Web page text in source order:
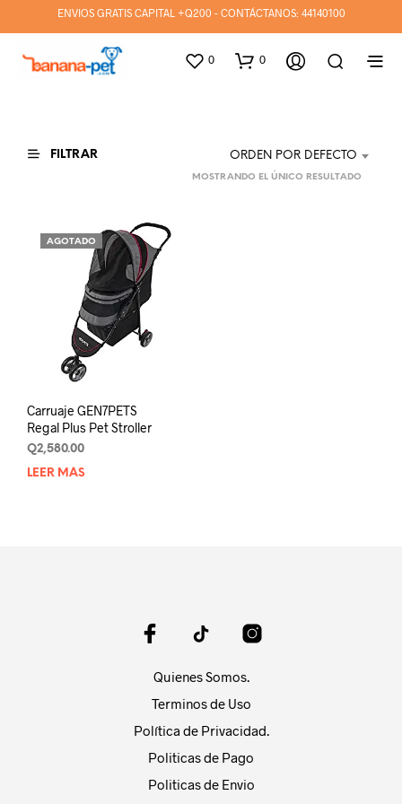
ENVIOS GRATIS CAPITAL +Q200 - CONTÁCTANOS: 44140100
0 0
FILTRAR ORDEN POR DEFECTO
MOSTRANDO EL ÚNICO RESULTADO
AGOTADO
Carruaje GEN7PETS
Regal Plus Pet Stroller
Q2,580.00
LEER MÁS
Quienes Somos.
Terminos de Uso
Política de Privacidad.
Politicas de Pago
Politicas de Envio